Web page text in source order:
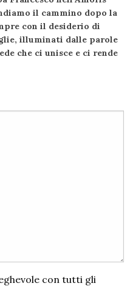
il cammino dopo la
con il desiderio di
illuminati dalle parole
che ci unisce e ci rende
con tutti gli